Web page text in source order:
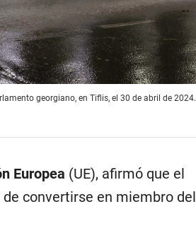
georgiano, en Tiflis, el 30 de abril de 2024.
Europea (UE), afirmó que el
de convertirse en miembro del